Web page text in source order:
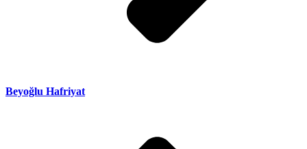
Beyoğlu Hafriyat